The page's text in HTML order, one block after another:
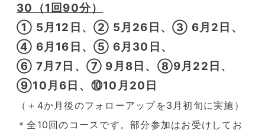
30（1回90分）
① 5月12日、② 5月26日、③ 6月2日、
④ 6月16日、⑤ 6月30日、
⑥ 7月7日、⑦ 9月8日、⑧9月22日、
⑨10月6日、⑩10月20日
（＋4か月後のフォローアップを3月初旬に実施）
＊全10回のコースです。部分参加はお受けしてお